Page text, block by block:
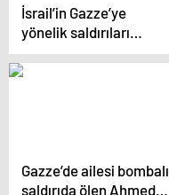
İsrail’in Gazze’ye
yönelik saldırıları
sürüyor
Gazze’de ailesi bombalı
saldırıda ölen Ahmed